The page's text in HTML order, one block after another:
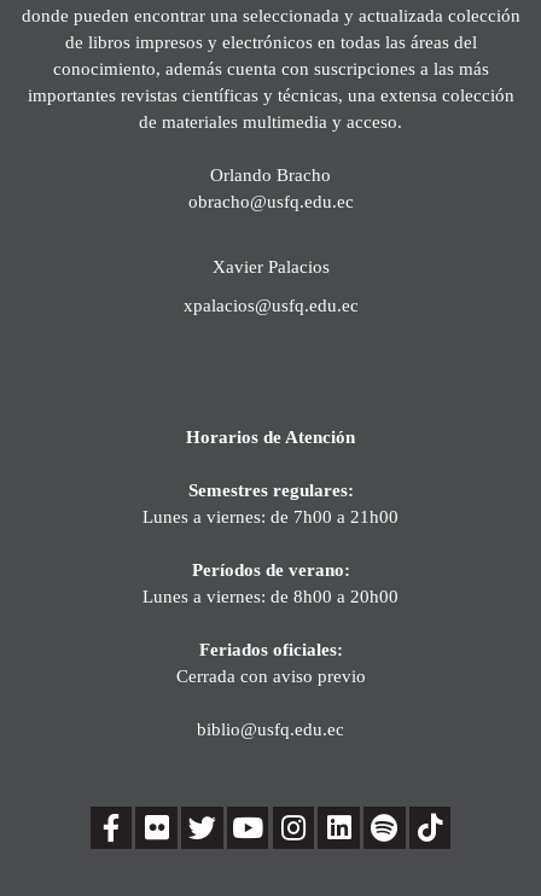
donde pueden encontrar una seleccionada y actualizada colección
de libros impresos y electrónicos en todas las áreas del
conocimiento, además cuenta con suscripciones a las más
importantes revistas científicas y técnicas, una extensa colección
de materiales multimedia y acceso.
Orlando Bracho
obracho@usfq.edu.ec
Xavier Palacios
xpalacios@usfq.edu.ec
Horarios de Atención
Semestres regulares:
Lunes a viernes: de 7h00 a 21h00
Períodos de verano:
Lunes a viernes: de 8h00 a 20h00
Feriados oficiales:
Cerrada con aviso previo
biblio@usfq.edu.ec